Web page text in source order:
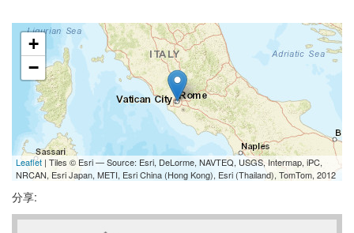
+
−
Leaflet | Tiles © Esri — Source: Esri, DeLorme, NAVTEQ, USGS, Intermap, iPC,
NRCAN, Esri Japan, METI, Esri China (Hong Kong), Esri (Thailand), TomTom, 2012
分享: